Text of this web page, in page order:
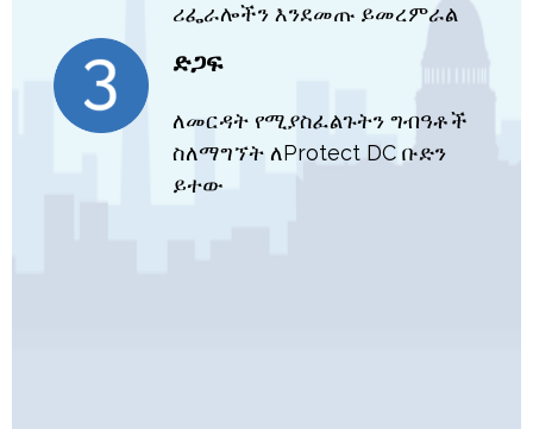
ሪፌራሎችን እንደመጡ ይመረምራል
ድጋፍ
ለመርዳት የሚያስፈልጉትን ግብዓቶች
ስለማግኘት ለProtect DC ቡድን
ይተው